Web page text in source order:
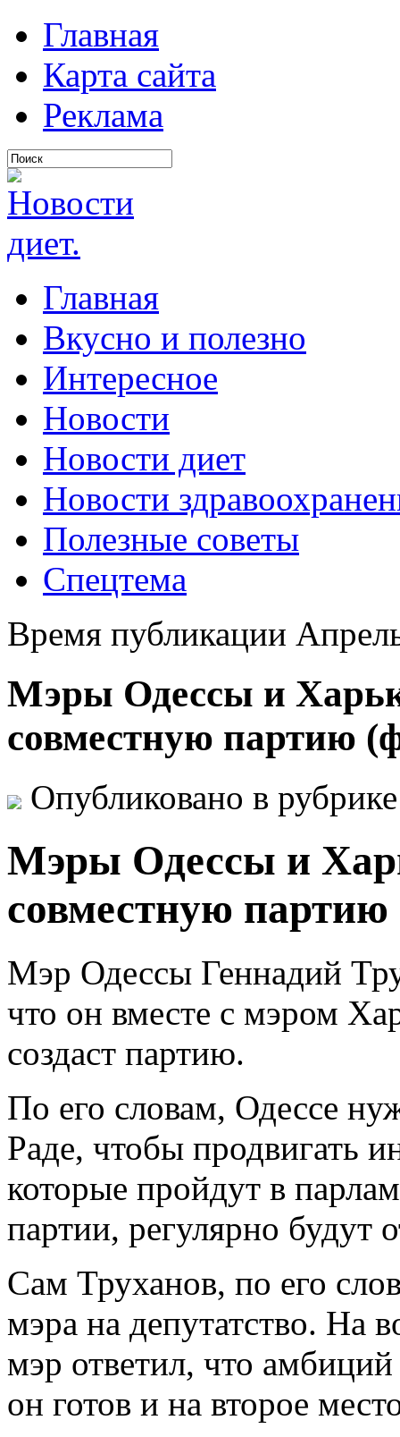
Главная
Карта сайта
Реклама
Главная
Вкусно и полезно
Интересное
Новости
Новости диет
Новости
Полезные советы
Спецтема
Время публикации
Мэры Одессы и
совместную партию
Опубликовано в
Мэры Одессы и
совместную партию
Мэр Одессы Геннадий
что он вместе с мэром
создаст партию.
По его словам, Одессе
Раде, чтобы продвигать
которые пройдут в
партии, регулярно будут
Сам Труханов, по его
мэра на депутатство. На
мэр ответил, что
он готов и на второе